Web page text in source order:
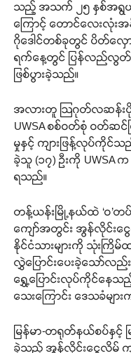
သည့် အသက် ၂၅ နှစ်အရွယ်
ကြောင့် တောင်လေးလုံးအ
ဂိုဒေါင်တစ်ခုတွင် ပိတ်လှေ
ရက်နေ့တွင် ပြန်လည်လွတ်
ဖြစ်ပွားခဲ့သည်။
အလားတူ ဩဂုတ်လဆန်းပို
UWSA စစ်ဝတ်စုံ ဝတ်ဆင်
မှုနှင့် ကျားဖြန့်လုပ်ကိုင်
ခဲ့သူ (၁၇) ဦးကို UWSA
ရသည်။
တန့်ယန်းမြို့နယ်ထဲ ‘ဝ’တ
ကျော်အတွင်း အွန်လိုင်းငွ
နိုင်ငံသားများကို သုံးက
လွှဲပြောင်းပေးခဲ့သော်လည်
ရွှေ့ပြောင်းလုပ်ကိုင်နေသည့်
သေးကြောင်း ဒေသခံမျာ
မြန်မာ-တရုတ်နယ်စပ်နှင့်
ခဲ့သည့် အွန်လိုင်းငွေလိမ် ကျာ